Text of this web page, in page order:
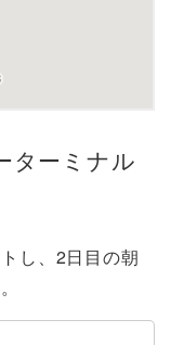
ターミナル
し、2日目の朝